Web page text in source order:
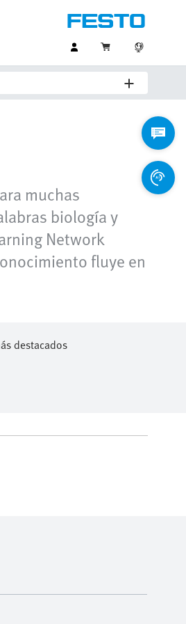
muchas
biología y
Network
fluye en
destacados